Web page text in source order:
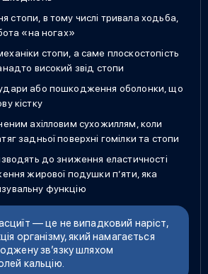
стопи, в тому числі тривала ходьба,
«на ногах»
стопи, а саме плоскостопість
високий звід стопи
або пошкодження оболонки, що
кістку
ахілловим сухожиллям, коли
задньої поверхні гомілки та стопи
до зниження еластичності
жирової подушки п’яти, яка
функцію
— це не випадковий наріст,
організму, який намагається
зв’язку шляхом
кальцію.